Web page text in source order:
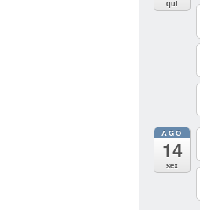
qui
AGO
14
sex